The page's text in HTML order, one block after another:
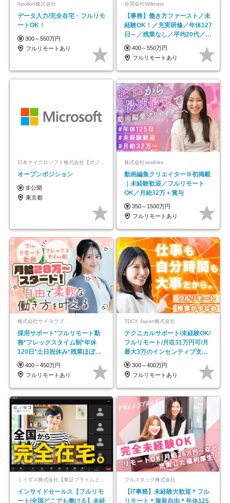
Apollon株式会社
データ入力/完全在宅・フルリモ
ートOK！
300～550万円
フルリモートあり
合同会社Willmate
【事務】働き方ファースト／未
経験OK！／充実研修／年休127
日～／残業なし／平均20代／リ
モートOK
400～550万円
フルリモートあり
日本マイクロソフト株式会社【ポジションマッチ登録】
オープンポジション
非公開
東京都
株式会社viralinks
動画編集クリエイター※初掲載
｜未経験歓迎／フルリモート
OK／月給32万＋賞与
350～1500万円
フルリモートあり
株式会社サイヨウブ
採用サポート*フルリモート勤
務*フレックスタイム制*年休
120日*土日祝休み*残業ほぼな
し*育児中社員8割以上
400～450万円
フルリモートあり
TDCX Japan株式会社
テクニカルサポート/未経験OK/
フルリモート/月収31万円可/月
最大3万のインセンティブ支給/
平均年齢33歳
300～400万円
フルリモートあり
ミイダス株式会社【東証プライム上場パーソルグループ】
インサイドセールス【フルリモ
ート/全国どこでも働ける】未経
フルスタック株式会社
【IT事務】未経験大歓迎＊フル
リモート＊服装自由＊年休125